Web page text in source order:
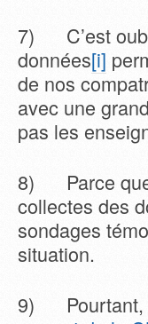
7) C’est
données[i]
de nos
avec une
pas les
8) Parce que
collectes des
sondages
situation.
9) Pourtant,